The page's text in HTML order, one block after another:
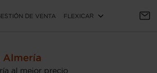
DE VENTA FLEXICAR
Almería
al mejor precio